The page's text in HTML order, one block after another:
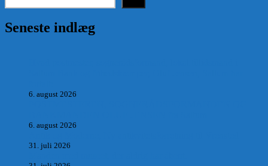
Seneste indlæg
6. august 2026
6. august 2026
31. juli 2026